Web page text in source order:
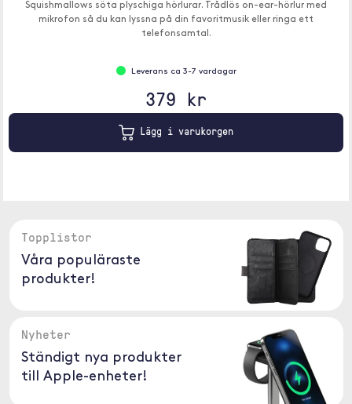
Squishmallows söta plyschiga hörlurar. Trådlös on-ear-hörlur med
mikrofon så du kan lyssna på din favoritmusik eller ringa ett
telefonsamtal.
Leverans ca 3-7 vardagar
379 kr
Lägg i varukorgen
Topplistor
Våra populäraste
produkter!
Nyheter
Ständigt nya produkter
till Apple-enheter!